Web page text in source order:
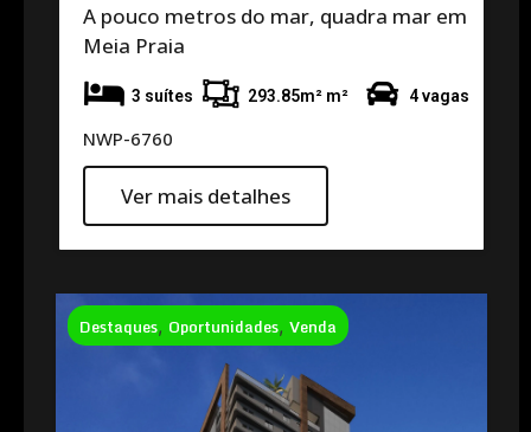
A pouco metros do mar, quadra mar em
Meia Praia
3 suítes 293.85m² m² 4 vagas
NWP-6760
Ver mais detalhes
Destaques, Oportunidades, Venda